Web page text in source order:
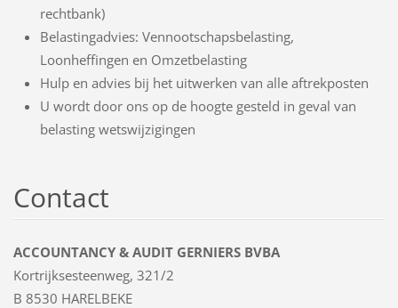
rechtbank)
Belastingadvies: Vennootschapsbelasting,
Loonheffingen en Omzetbelasting
Hulp en advies bij het uitwerken van alle aftrekposten
U wordt door ons op de hoogte gesteld in geval van
belasting wetswijzigingen
Contact
ACCOUNTANCY & AUDIT GERNIERS BVBA
Kortrijksesteenweg, 321/2
B 8530 HARELBEKE